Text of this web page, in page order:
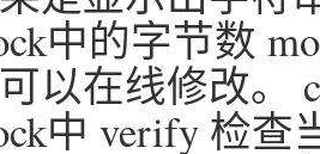
中的字节数
以在线修改。
中 verify 检查